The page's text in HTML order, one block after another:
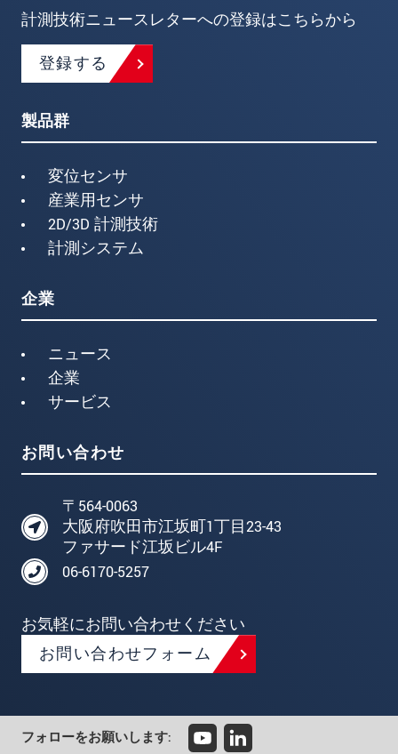
計測技術ニュースレターへの登録はこちらから
登録する
製品群
変位センサ
産業用センサ
2D/3D 計測技術
計測システム
企業
ニュース
企業
サービス
お問い合わせ
〒564-0063
大阪府吹田市江坂町1丁目23-43
ファサード江坂ビル4F
06-6170-5257
お気軽にお問い合わせください
お問い合わせフォーム
フォローをお願いします: